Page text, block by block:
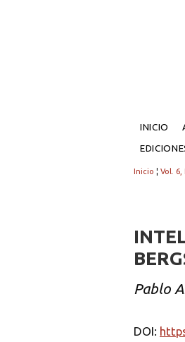
INICIO
Inicio ¦ Vol. 6,
Pablo
DOI: